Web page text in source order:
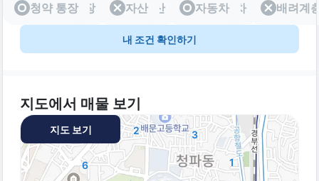
청약 통장 자산 자동차 배려
청약 통장 자산 자동차 배려계
내 조건 확인하기
지도에서 매물 보기
6
2 3
1
지도 보기